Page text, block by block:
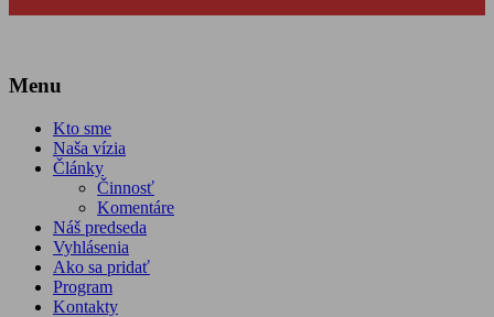
Menu
Kto sme
Naša vízia
Články
Činnosť
Komentáre
Náš predseda
Vyhlásenia
Ako sa pridať
Program
Kontakty